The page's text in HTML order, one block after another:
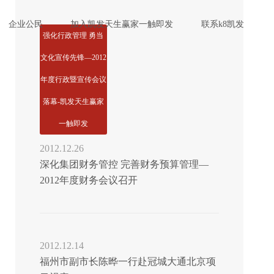
企业公民 加入凯发天生赢家一触即发 联系k8凯发
强化行政管理 勇当
文化宣传先锋—2012
年度行政暨宣传会议
落幕-凯发天生赢家
一触即发
2012.12.26
深化集团财务管控 完善财务预算管理—
2012年度财务会议召开
2012.12.14
福州市副市长陈晔一行赴冠城大通北京项